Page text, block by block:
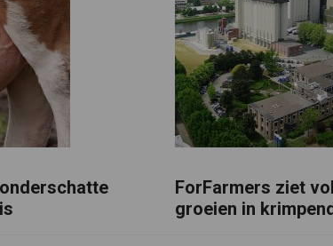
ForFarmers ziet
groeien in